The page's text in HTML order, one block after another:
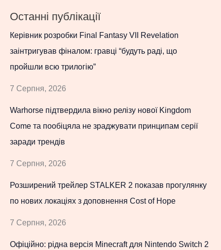
Останні публікації
Керівник розробки Final Fantasy VII Revelation
заінтригував фіналом: гравці “будуть раді, що
пройшли всю трилогію”
7 Серпня, 2026
Warhorse підтвердила вікно релізу нової Kingdom
Come та пообіцяла не зраджувати принципам серії
заради трендів
7 Серпня, 2026
Розширений трейлер STALKER 2 показав прогулянку
по нових локаціях з доповнення Cost of Hope
7 Серпня, 2026
Офіційно: рідна версія Minecraft для Nintendo Switch 2